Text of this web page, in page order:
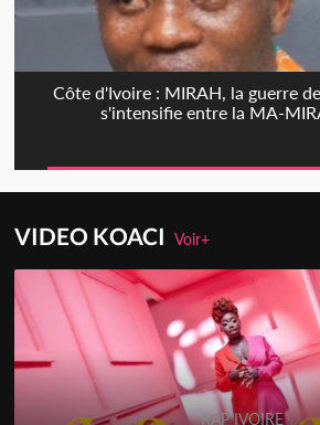
Côte d'Ivoire : MIRAH, la guerre
s'intensifie entre la MA-
VIDEO KOACIVoir+
RAP IVOIRE